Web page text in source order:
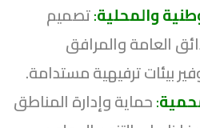
والمحلية:تصميم
العامة والمرافق
بيئات ترفيهية مستدامة.
:حماية وإدارة المناطق